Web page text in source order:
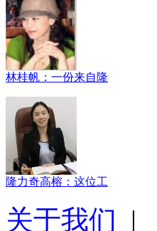
林桂帆：一份来自隆
隆力奇高榕：这位工
关于我们 |